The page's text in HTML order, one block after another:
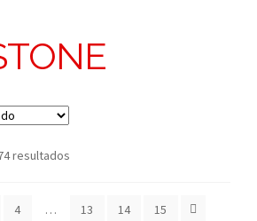
resultados
4 … 13 14 15